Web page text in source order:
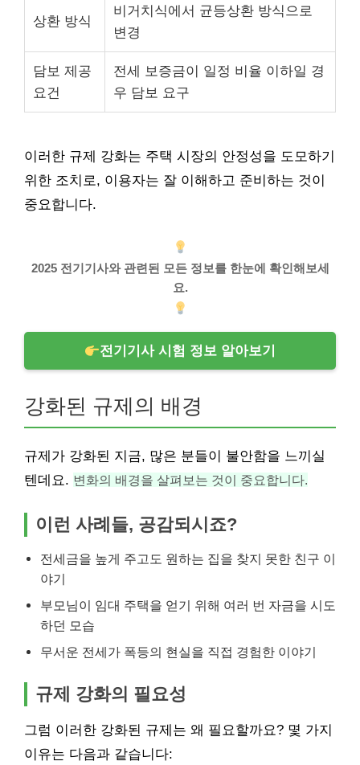
상환 방식
비거치식에서 균등상환 방식으로
변경
담보 제공
요건
전세 보증금이 일정 비율 이하일 경
우 담보 요구
이러한 규제 강화는 주택 시장의 안정성을 도모하기
위한 조치로, 이용자는 잘 이해하고 준비하는 것이
중요합니다.
2025 전기기사와 관련된 모든 정보를 한눈에 확인해보세
요.
전기기사 시험 정보 알아보기
강화된 규제의 배경
규제가 강화된 지금, 많은 분들이 불안함을 느끼실
텐데요. 변화의 배경을 살펴보는 것이 중요합니다.
이런 사례들, 공감되시죠?
전세금을 높게 주고도 원하는 집을 찾지 못한 친구 이
야기
부모님이 임대 주택을 얻기 위해 여러 번 자금을 시도
하던 모습
무서운 전세가 폭등의 현실을 직접 경험한 이야기
규제 강화의 필요성
그럼 이러한 강화된 규제는 왜 필요할까요? 몇 가지
이유는 다음과 같습니다: